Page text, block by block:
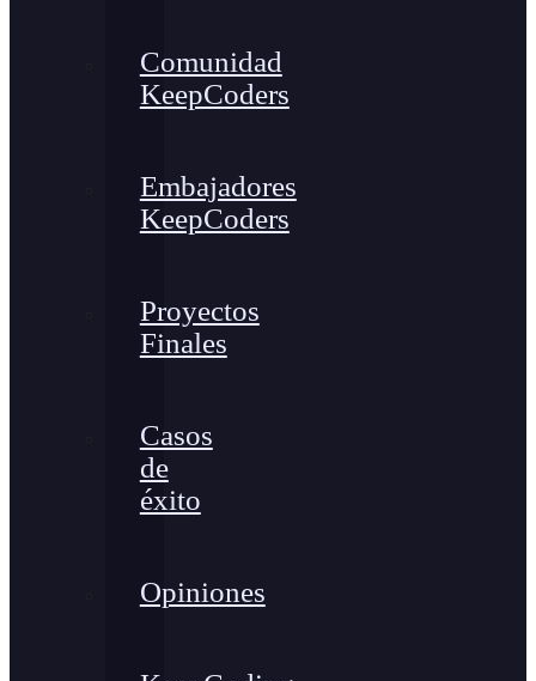
Comunidad
KeepCoders
Embajadores
KeepCoders
Proyectos
Finales
Casos
de
éxito
Opiniones